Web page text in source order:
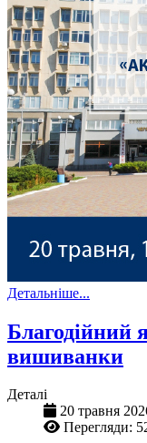
Детальніше...
Благодійний
вишиванки
Деталі
20 травня
Перегляди: